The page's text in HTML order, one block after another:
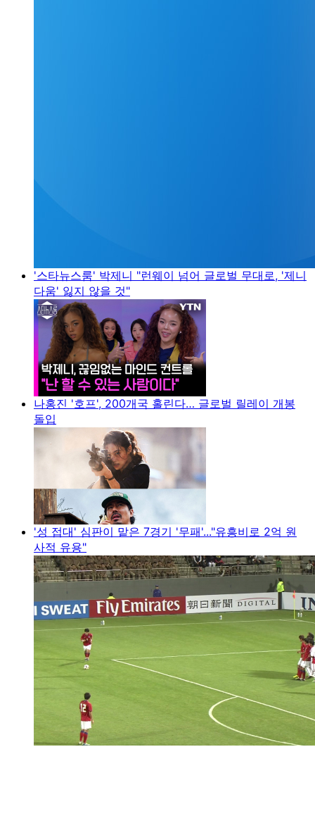
'스타뉴스룸' 박제니 "런웨이 넘어 글로벌 무대로, '제니
다움' 잃지 않을 것"
나홍진 '호프', 200개국 홀린다… 글로벌 릴레이 개봉
돌입
'성 접대' 심판이 맡은 7경기 '무패'..."유흥비로 2억 원
사적 유용"